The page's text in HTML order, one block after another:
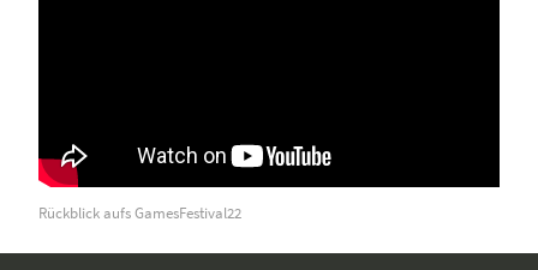
Rückblick aufs GamesFestival22